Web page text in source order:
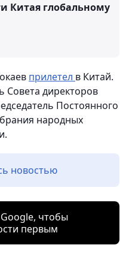
Китая глобальному
прилетел в Китай.
Совета директоров
Постоянного
народных
новостью
чтобы
первым